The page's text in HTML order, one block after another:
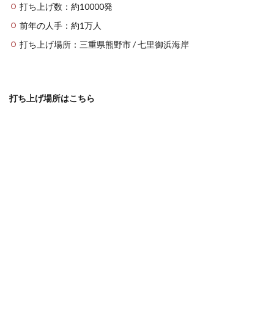
打ち上げ数：約10000発
前年の人手：約1万人
打ち上げ場所：三重県熊野市 / 七里御浜海岸
打ち上げ場所はこちら